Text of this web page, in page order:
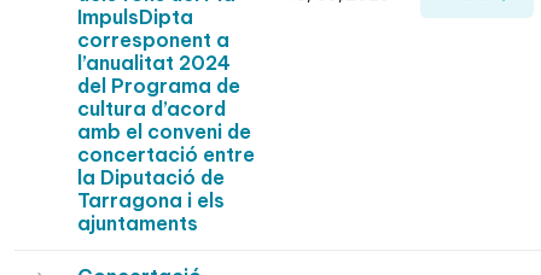
ImpulsDipta
corresponent a
l’anualitat 2024
del Programa de
cultura d’acord
amb el conveni de
concertació entre
la Diputació de
Tarragona i els
ajuntaments